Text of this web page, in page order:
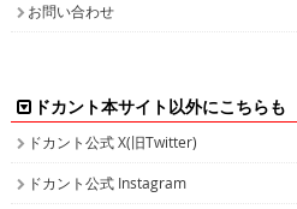
お問い合わせ
ドカント本サイト以外にこちらも
ドカント公式 X(旧Twitter)
ドカント公式 Instagram